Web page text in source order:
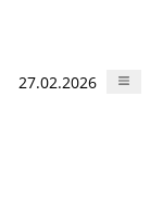
27.02.2026